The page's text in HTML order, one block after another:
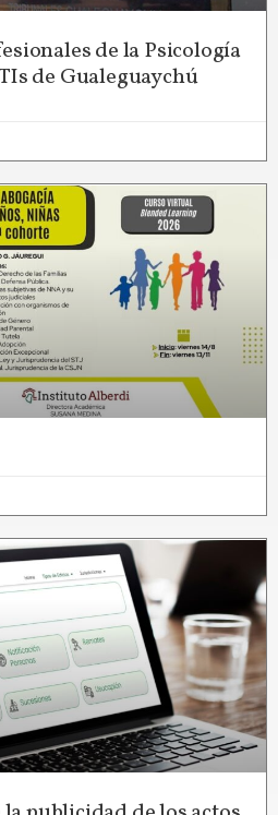
de la Psicología
de Gualeguaychú